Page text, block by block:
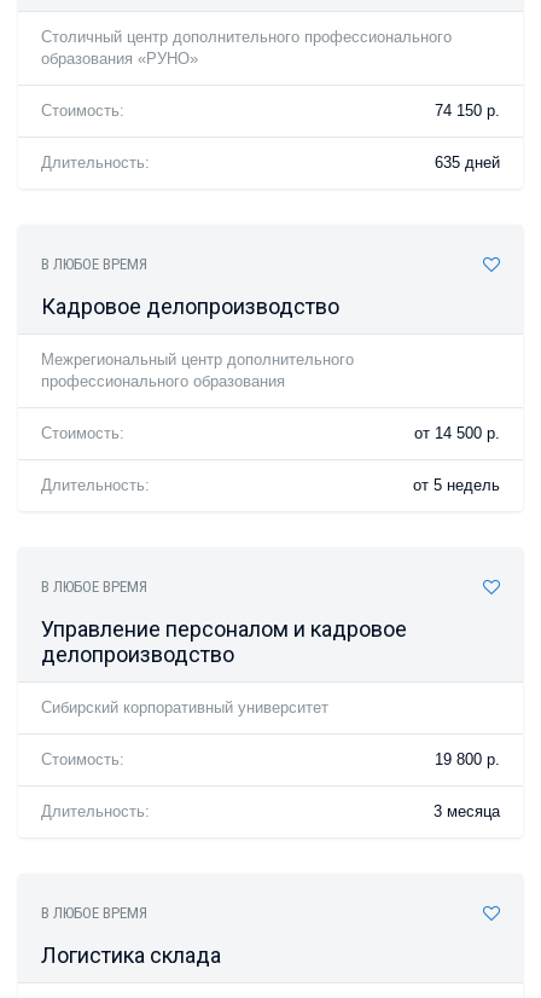
Столичный центр дополнительного профессионального
образования «РУНО»
Стоимость: 74 150 р.
Длительность: 635 дней
В ЛЮБОЕ ВРЕМЯ
Кадровое делопроизводство
Межрегиональный центр дополнительного
профессионального образования
Стоимость: от 14 500 р.
Длительность: от 5 недель
В ЛЮБОЕ ВРЕМЯ
Управление персоналом и кадровое
делопроизводство
Сибирский корпоративный университет
Стоимость: 19 800 р.
Длительность: 3 месяца
В ЛЮБОЕ ВРЕМЯ
Логистика склада